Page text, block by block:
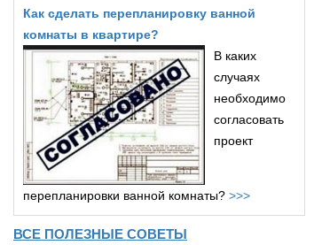
Как сделать перепланировку ванной
комнаты в квартире?
В каких
случаях
необходимо
согласовать
проект
перепланировки ванной комнаты? >>>
ВСЕ ПОЛЕЗНЫЕ СОВЕТЫ